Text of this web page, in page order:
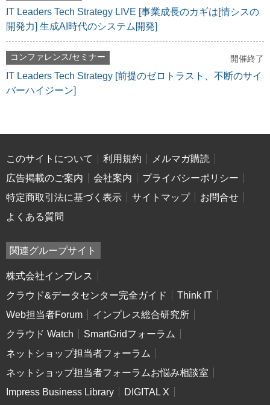
IT Leaders Tech Strategy LIVE [事業成長のカギは[情シスの
開発力] 生成AI時代のシステム開発]
コンファレンス/セミナー 開催終了
IT Leaders Tech Strategy [前提のゼロトラスト、不断のサイ
バーハイジーン]
このサイトについて 利用規約
メルマガ購読
広告掲載のご案内
会社案内
プライバシーポリシー
特定商取引法に基づく表示
サイトマップ
お問合せ
よくある質問
関連グループサイト
株式会社インプレス
クラウド&データセンター完全ガイド
Think IT
Web担当者Forum
インプレス総合研究所
クラウド Watch
SmartGridフォーラム
ネットショップ担当者フォーラム
ネットショップ担当者フォーラムお悩み相談室
Impress Business Library
DIGITAL X